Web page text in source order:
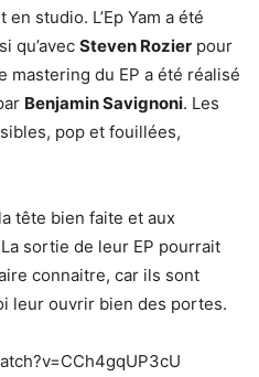
studio. L’Ep Yam a été
qu’avec Steven Rozier pour
mastering du EP a été réalisé
Benjamin Savignoni. Les
pop et fouillées,
tête bien faite et aux
sortie de leur EP pourrait
connaitre, car ils sont
leur ouvrir bien des portes.